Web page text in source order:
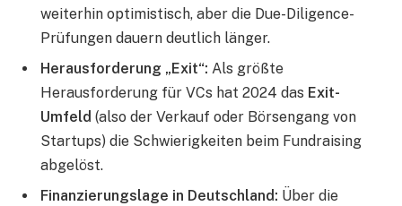
weiterhin optimistisch, aber die Due-Diligence-
Prüfungen dauern deutlich länger.
Herausforderung „Exit“: Als größte
Herausforderung für VCs hat 2024 das Exit-
Umfeld (also der Verkauf oder Börsengang von
Startups) die Schwierigkeiten beim Fundraising
abgelöst.
Finanzierungslage in Deutschland: Über die